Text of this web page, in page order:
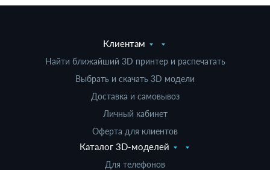
Клиентам
Найти ближайший 3D принтер и распечатать
Выбрать и скачать 3D модели
Доставка и самовывоз
Личный кабинет
Оферта для клиентов
Каталог 3D-моделей
Для телефонов